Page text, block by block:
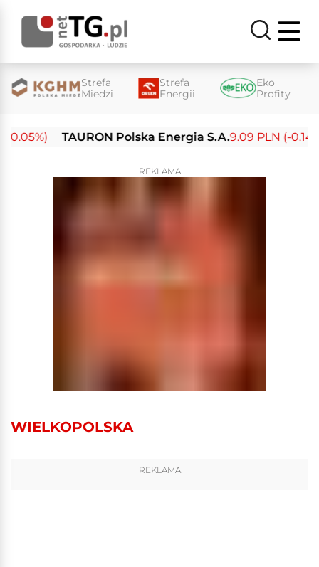
Strefa
Miedzi
Strefa
Energii
Eko
Profity
TAURON Polska Energia S.A.9.09 PLN (-0.14%)
REKLAMA
WIELKOPOLSKA
REKLAMA